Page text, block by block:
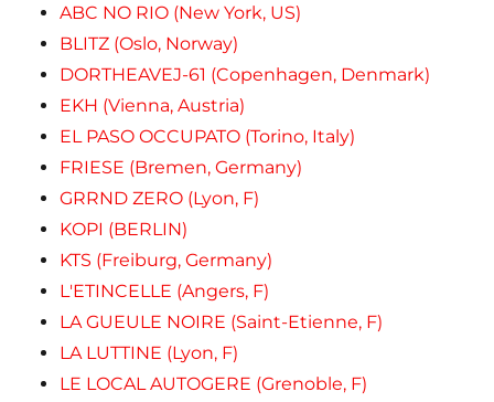
ABC NO RIO (New York, US)
BLITZ (Oslo, Norway)
DORTHEAVEJ-61 (Copenhagen, Denmark)
EKH (Vienna, Austria)
EL PASO OCCUPATO (Torino, Italy)
FRIESE (Bremen, Germany)
GRRND ZERO (Lyon, F)
KOPI (BERLIN)
KTS (Freiburg, Germany)
L'ETINCELLE (Angers, F)
LA GUEULE NOIRE (Saint-Etienne, F)
LA LUTTINE (Lyon, F)
LE LOCAL AUTOGERE (Grenoble, F)